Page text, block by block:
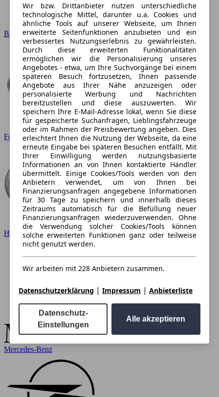
BMW
Ford
Hyundai
Mercedes-Benz
Wir bzw. Drittanbieter nutzen unterschiedliche
technologische Mittel, darunter u.a. Cookies und
ähnliche Tools auf unserer Webseite, um Ihnen
erweiterte Seitenfunktionen anzubieten und ein
verbessertes Nutzungserlebnis zu gewährleisten.
Durch diese erweiterten Funktionalitäten
ermöglichen wir die Personalisierung unseres
Angebotes - etwa, um Ihre Suchvorgänge bei einem
späteren Besuch fortzusetzen, Ihnen passende
Angebote aus Ihrer Nähe anzuzeigen oder
personalisierte Werbung und Nachrichten
bereitzustellen und diese auszuwerten. Wir
speichern Ihre E-Mail-Adresse lokal, wenn Sie diese
für gespeicherte Suchanfragen, Lieblingsfahrzeuge
oder im Rahmen der Preisbewertung angeben. Dies
erleichtert Ihnen die Nutzung der Webseite, da eine
erneute Eingabe bei späteren Besuchen entfällt. Mit
Ihrer Einwilligung werden nutzungsbasierte
Informationen an von Ihnen kontaktierte Händler
übermittelt. Einige Cookies/Tools werden von den
Anbietern verwendet, um von Ihnen bei
Finanzierungsanfragen angegebene Informationen
für 30 Tage zu speichern und innerhalb dieses
Zeitraums automatisch für die Befüllung neuer
Finanzierungsanfragen wiederzuverwenden. Ohne
die Verwendung solcher Cookies/Tools können
solche erweiterten Funktionen ganz oder teilweise
nicht genutzt werden.
Wir arbeiten mit 228 Anbietern zusammen.
Datenschutzerklärung | Impressum | Anbieterliste
Datenschutz-
Einstellungen
Alle akzeptieren